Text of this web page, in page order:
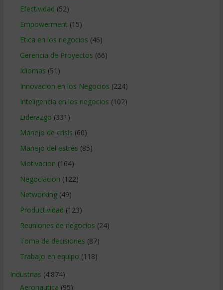
Efectividad (52)
Empowerment (15)
Etica en los negocios (46)
Gerencia de Proyectos (66)
Idiomas (51)
Innovacion en los Negocios (224)
Inteligencia en los negocios (102)
Liderazgo (331)
Manejo de crisis (60)
Manejo del estrés (85)
Motivacion (164)
Negociacion (122)
Networking(49)
Productividad (123)
Reuniones de negocios (24)
Toma de decisiones (87)
Trabajo en equipo (118)
Industrias (4.874)
Aeronautica (95)